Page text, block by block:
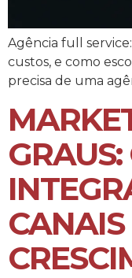
Agência full
custos, e como
precisa de uma